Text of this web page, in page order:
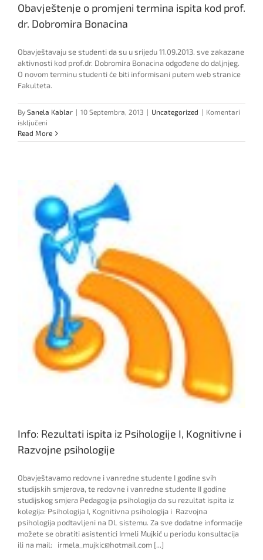
Obavještenje o promjeni termina ispita kod prof.
dr. Dobromira Bonacina
Obavještavaju se studenti da su u srijedu 11.09.2013. sve zakazane
aktivnosti kod prof.dr. Dobromira Bonacina odgođene do daljnjeg.
O novom terminu studenti će biti informisani putem web stranice
Fakulteta.
By Sanela Kablar | 10 Septembra, 2013 | Uncategorized | Komentari
isključeni
Obavještenje
o
prof.
dr.
Dobromira
Bonacina
Read More
Info: Rezultati ispita iz Psihologije I, Kognitivne i
Razvojne psihologije
Obavještavamo redovne i vanredne studente I godine svih
studijskih smjerova, te redovne i vanredne studente II godine
studijskog smjera Pedagogija psihologija da su rezultat ispita iz
kolegija: Psihologija I, Kognitivna psihologija i Razvojna
psihologija podtavljeni na DL sistemu. Za sve dodatne informacije
možete se obratiti asistentici Irmeli Mujkić u periodu konsultacija
ili na mail: irmela_mujkic@hotmail.com [...]